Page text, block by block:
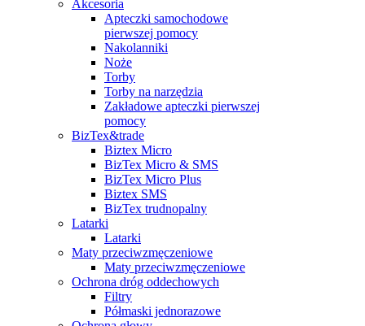
Akcesoria
Apteczki samochodowe
pierwszej pomocy
Nakolanniki
Noże
Torby
Torby na narzędzia
Zakładowe apteczki pierwszej
pomocy
BizTex&trade
Biztex Micro
BizTex Micro & SMS
BizTex Micro Plus
Biztex SMS
BizTex trudnopalny
Latarki
Latarki
Maty przeciwzmęczeniowe
Maty przeciwzmęczeniowe
Ochrona dróg oddechowych
Filtry
Półmaski jednorazowe